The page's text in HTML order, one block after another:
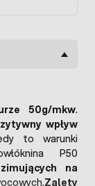
50g/mkw.
wpływ
to warunki
P50
zimujących na
Zalety